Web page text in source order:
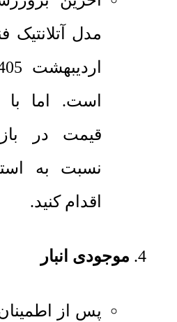
است. اما
قیمت در
نسبت به
اقدام کنید.
موجودی انبار
پس از